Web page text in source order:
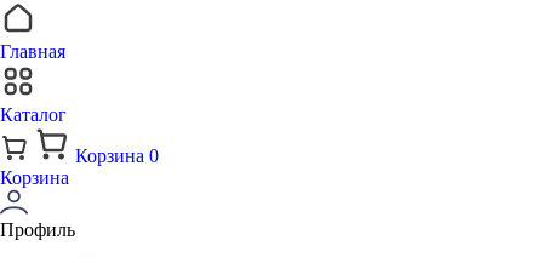
Главная
Каталог
Корзина 0
Корзина
Профиль